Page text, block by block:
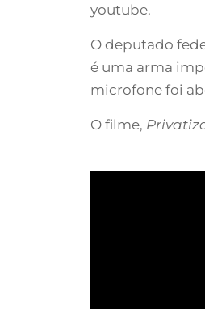
youtube.
O deputado
é uma arma
microfone foi
O filme,